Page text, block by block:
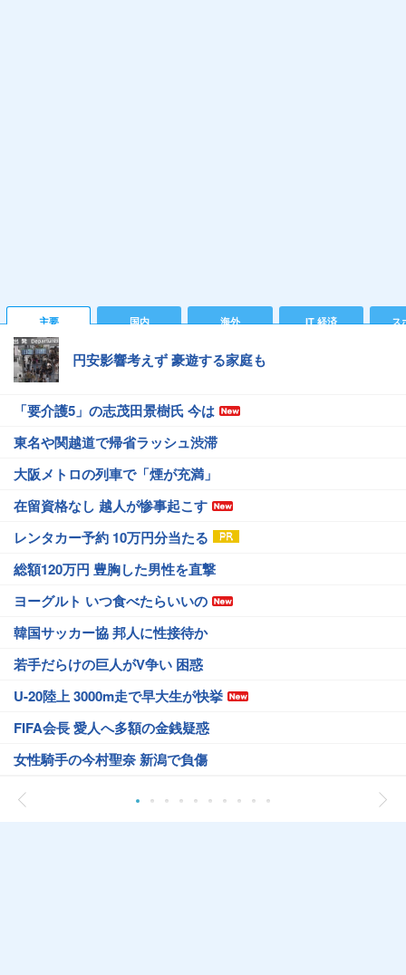
主要 国内 海外 IT 経済 ス
円安影響考えず 豪遊する家庭も
「要介護5」の志茂田景樹氏 今は
東名や関越道で帰省ラッシュ渋滞
大阪メトロの列車で「煙が充満」
在留資格なし 越人が惨事起こす
レンタカー予約 10万円分当たる
総額120万円 豊胸した男性を直撃
ヨーグルト いつ食べたらいいの
韓国サッカー協 邦人に性接待か
若手だらけの巨人がV争い 困惑
U-20陸上 3000m走で早大生が快挙
FIFA会長 愛人へ多額の金銭疑惑
女性騎手の今村聖奈 新潟で負傷